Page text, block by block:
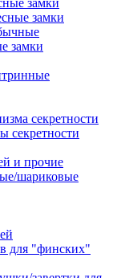
замки
замки
замки
секретности
секретности
и прочие
шариковые
для "финских"